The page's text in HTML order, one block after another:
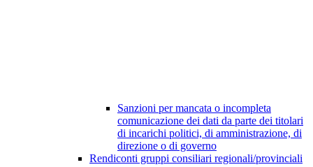
Sanzioni per mancata o incompleta
comunicazione dei dati da parte dei titolari
di incarichi politici, di amministrazione, di
direzione o di governo
Rendiconti gruppi consiliari regionali/provinciali